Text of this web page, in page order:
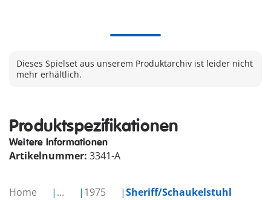
Home ... 1975 Sheriff/Schaukelstuhl
Dieses Spielset aus unserem Produktarchiv ist leider nicht
mehr erhältlich.
Produktspezifikationen
Weitere Informationen
Artikelnummer: 3341-A